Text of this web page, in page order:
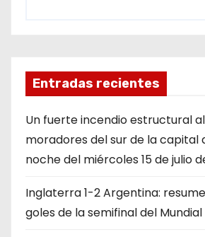
Entradas recientes
Un fuerte incendio estructural
moradores del sur de la capital
noche del miércoles 15 de julio
Inglaterra 1-2 Argentina:
goles de la semifinal del Mundial